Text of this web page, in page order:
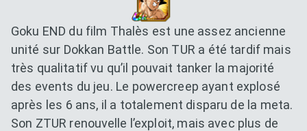
Goku END du film Thalès est une assez ancienne
unité sur Dokkan Battle. Son TUR a été tardif mais
très qualitatif vu qu’il pouvait tanker la majorité
des events du jeu. Le powercreep ayant explosé
après les 6 ans, il a totalement disparu de la meta.
Son ZTUR renouvelle l’exploit, mais avec plus de